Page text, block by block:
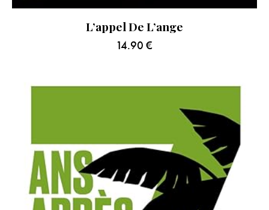
L’appel De L’ange
14.90 €